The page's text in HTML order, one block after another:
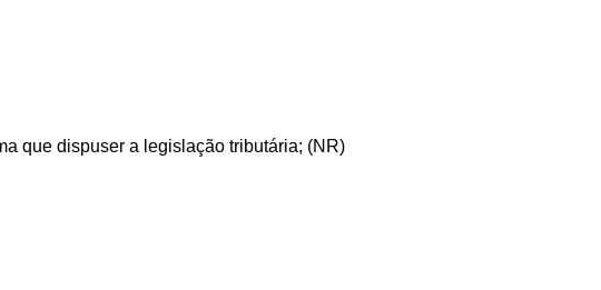
que dispuser a legislação tributária; (NR)